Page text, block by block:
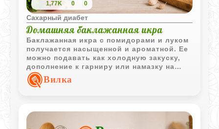
1,77K 0 0
Сахарный диабет
Домашняя баклажанная икра
Баклажанная икра с помидорами и луком
получается насыщенной и ароматной. Ее
можно подавать как холодную закуску,
дополнение к гарниру или намазку на
свежий хлеб.
Вилка